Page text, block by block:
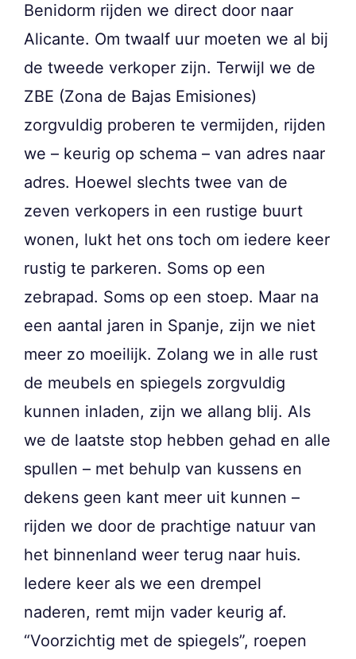
Benidorm rijden we direct door naar
Alicante. Om twaalf uur moeten we al bij
de tweede verkoper zijn. Terwijl we de
ZBE (Zona de Bajas Emisiones)
zorgvuldig proberen te vermijden, rijden
we – keurig op schema – van adres naar
adres. Hoewel slechts twee van de
zeven verkopers in een rustige buurt
wonen, lukt het ons toch om iedere keer
rustig te parkeren. Soms op een
zebrapad. Soms op een stoep. Maar na
een aantal jaren in Spanje, zijn we niet
meer zo moeilijk. Zolang we in alle rust
de meubels en spiegels zorgvuldig
kunnen inladen, zijn we allang blij. Als
we de laatste stop hebben gehad en alle
spullen – met behulp van kussens en
dekens geen kant meer uit kunnen –
rijden we door de prachtige natuur van
het binnenland weer terug naar huis.
Iedere keer als we een drempel
naderen, remt mijn vader keurig af.
“Voorzichtig met de spiegels”, roepen